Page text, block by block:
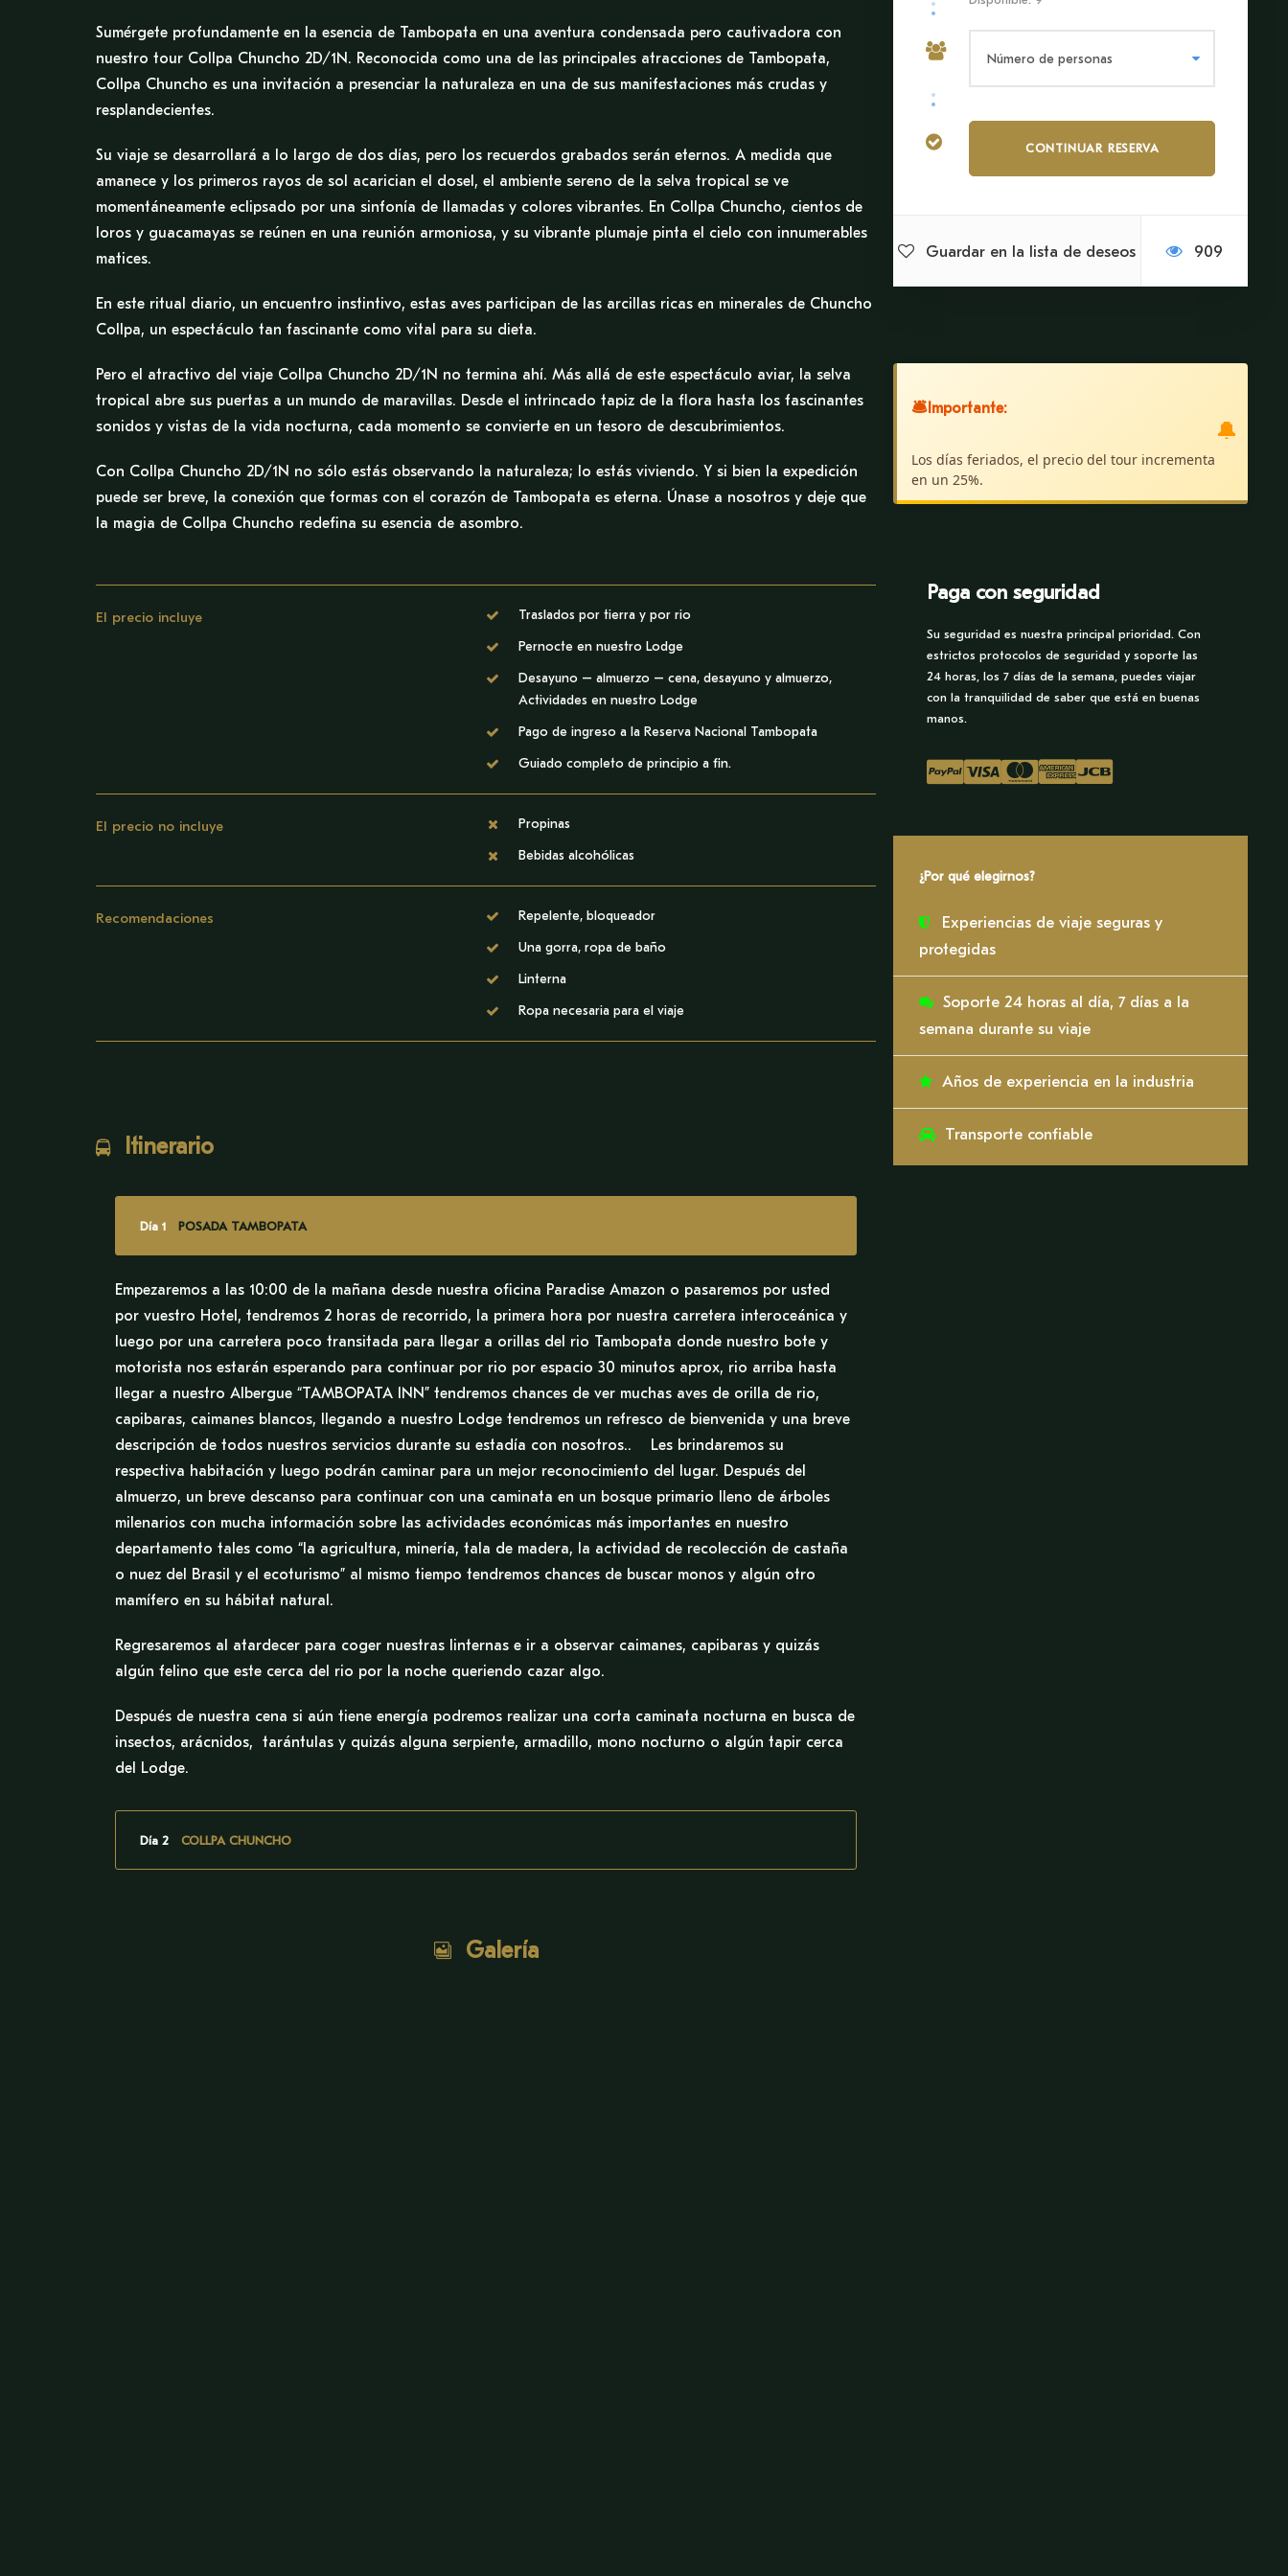
Guardar en la lista de deseos 909
🔔
🛎 Importante:
Los días feriados, el precio del tour incrementa
en un 25%.
Paga con seguridad
Su seguridad es nuestra principal prioridad. Con
estrictos protocolos de seguridad y soporte las
24 horas, los 7 días de la semana, puedes viajar
con la tranquilidad de saber que está en buenas
manos.
¿Por qué elegirnos?
Experiencias de viaje seguras y
protegidas
Soporte 24 horas al día, 7 días a la
semana durante su viaje
Años de experiencia en la industria
Transporte confiable
Sumérgete profundamente en la esencia de Tambopata en una aventura condensada pero cautivadora con
nuestro tour Collpa Chuncho 2D/1N. Reconocida como una de las principales atracciones de Tambopata,
Collpa Chuncho es una invitación a presenciar la naturaleza en una de sus manifestaciones más crudas y
resplandecientes.
Su viaje se desarrollará a lo largo de dos días, pero los recuerdos grabados serán eternos. A medida que
amanece y los primeros rayos de sol acarician el dosel, el ambiente sereno de la selva tropical se ve
momentáneamente eclipsado por una sinfonía de llamadas y colores vibrantes. En Collpa Chuncho, cientos de
loros y guacamayas se reúnen en una reunión armoniosa, y su vibrante plumaje pinta el cielo con innumerables
matices.
En este ritual diario, un encuentro instintivo, estas aves participan de las arcillas ricas en minerales de Chuncho
Collpa, un espectáculo tan fascinante como vital para su dieta.
Pero el atractivo del viaje Collpa Chuncho 2D/1N no termina ahí. Más allá de este espectáculo aviar, la selva
tropical abre sus puertas a un mundo de maravillas. Desde el intrincado tapiz de la flora hasta los fascinantes
sonidos y vistas de la vida nocturna, cada momento se convierte en un tesoro de descubrimientos.
Con Collpa Chuncho 2D/1N no sólo estás observando la naturaleza; lo estás viviendo. Y si bien la expedición
puede ser breve, la conexión que formas con el corazón de Tambopata es eterna. Únase a nosotros y deje que
la magia de Collpa Chuncho redefina su esencia de asombro.
El precio incluye
Traslados por tierra y por rio
Pernocte en nuestro Lodge
Desayuno – almuerzo – cena, desayuno y almuerzo,
Actividades en nuestro Lodge
Pago de ingreso a la Reserva Nacional Tambopata
Guiado completo de principio a fin.
El precio no incluye
Propinas
Bebidas alcohólicas
Recomendaciones
Repelente, bloqueador
Una gorra, ropa de baño
Linterna
Ropa necesaria para el viaje
Itinerario
Día 1 POSADA TAMBOPATA
Empezaremos a las 10:00 de la mañana desde nuestra oficina Paradise Amazon o pasaremos por usted
por vuestro Hotel, tendremos 2 horas de recorrido, la primera hora por nuestra carretera interoceánica y
luego por una carretera poco transitada para llegar a orillas del rio Tambopata donde nuestro bote y
motorista nos estarán esperando para continuar por rio por espacio 30 minutos aprox, rio arriba hasta
llegar a nuestro Albergue “TAMBOPATA INN” tendremos chances de ver muchas aves de orilla de rio,
capibaras, caimanes blancos, llegando a nuestro Lodge tendremos un refresco de bienvenida y una breve
descripción de todos nuestros servicios durante su estadía con nosotros.. Les brindaremos su
respectiva habitación y luego podrán caminar para un mejor reconocimiento del lugar. Después del
almuerzo, un breve descanso para continuar con una caminata en un bosque primario lleno de árboles
milenarios con mucha información sobre las actividades económicas más importantes en nuestro
departamento tales como “la agricultura, minería, tala de madera, la actividad de recolección de castaña
o nuez del Brasil y el ecoturismo” al mismo tiempo tendremos chances de buscar monos y algún otro
mamífero en su hábitat natural.
Regresaremos al atardecer para coger nuestras linternas e ir a observar caimanes, capibaras y quizás
algún felino que este cerca del rio por la noche queriendo cazar algo.
Después de nuestra cena si aún tiene energía podremos realizar una corta caminata nocturna en busca de
insectos, arácnidos, tarántulas y quizás alguna serpiente, armadillo, mono nocturno o algún tapir cerca
del Lodge.
Día 2 COLLPA CHUNCHO
Galería